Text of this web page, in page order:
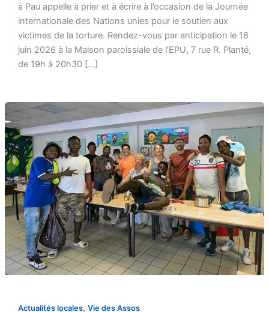
à Pau appelle à prier et à écrire à l’occasion de la Journée
internationale des Nations unies pour le soutien aux
victimes de la torture. Rendez-vous par anticipation le 16
juin 2026 à la Maison paroissiale de l’EPU, 7 rue R. Planté,
de 19h à 20h30 […]
Actualités locales, Vie des Assos